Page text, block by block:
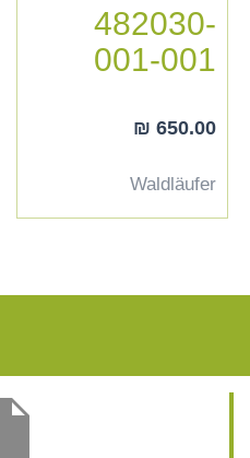
482030-
001-001
₪ 650.00
Waldläufer